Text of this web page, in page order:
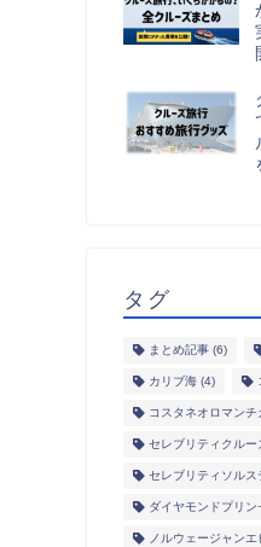
タグ
まとめ記事(6)
カリブ海(4)
コスタネオロマンチ
セレブリティクルー
セレブリティソルス
ダイヤモンドプリン
ノルウェージャンエ